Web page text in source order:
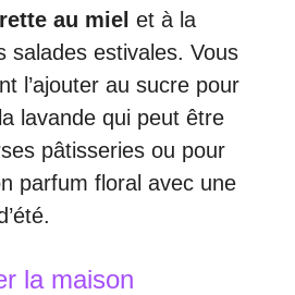
au miel et à la
salades estivales. Vous
l’ajouter au sucre pour
lavande qui peut être
pâtisseries ou pour
parfum floral avec une
la maison